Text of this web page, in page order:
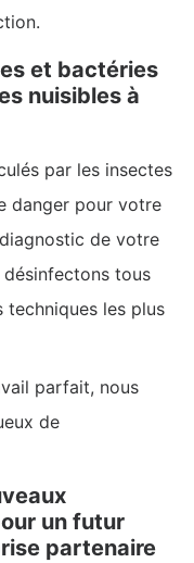
et bactéries
nuisibles à
par les insectes
danger pour votre
de votre
tous
les plus
parfait, nous
de
un futur
partenaire